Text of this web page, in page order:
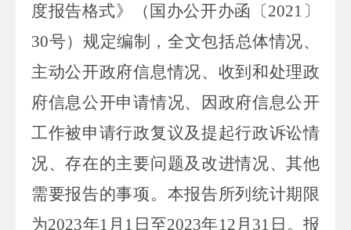
度报告格式》（国办公开办函〔2021 〕
30号）规定编制，全文包括总体情况、
主动公开政府信息情况、收到和处理政
府信息公开申请情况、因政府信息公开
工作被申请行政复议及提起行政诉讼情
况、存在的主要问题及改进情况、其他
需要报告的事项。本报告所列统计期限
为2023年1月 1 日至2023年12月 31 日。报